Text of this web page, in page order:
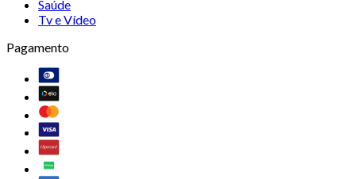
Saúde
Tv e Vídeo
Pagamento